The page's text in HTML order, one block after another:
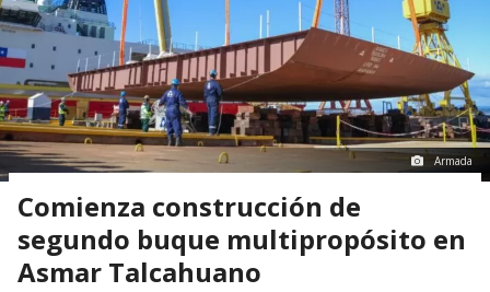
Armada
Comienza construcción de
segundo buque multipropósito en
Asmar Talcahuano